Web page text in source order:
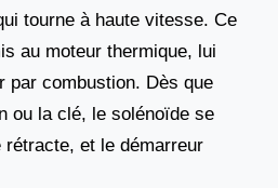
tourne à haute vitesse. Ce
au moteur thermique, lui
par combustion. Dès que
ou la clé, le solénoïde se
et le démarreur